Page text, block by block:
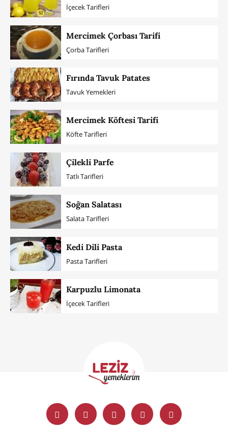
İçecek Tarifleri
Mercimek Çorbası Tarifi
Çorba Tarifleri
Fırında Tavuk Patates
Tavuk Yemekleri
Mercimek Köftesi Tarifi
Köfte Tarifleri
Çilekli Parfe
Tatlı Tarifleri
Soğan Salatası
Salata Tarifleri
Kedi Dili Pasta
Pasta Tarifleri
Karpuzlu Limonata
İçecek Tarifleri